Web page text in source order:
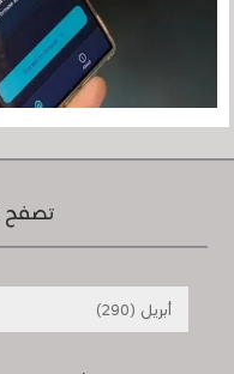
تصفح